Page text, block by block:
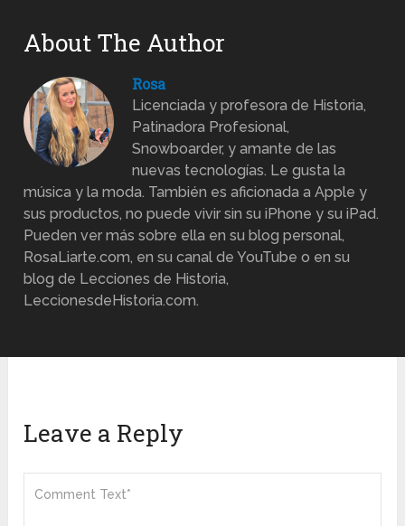
About The Author
Rosa
Licenciada y profesora de Historia,
Patinadora Profesional,
Snowboarder, y amante de las
nuevas tecnologías. Le gusta la
música y la moda. También es aficionada a Apple y
sus productos, no puede vivir sin su iPhone y su iPad.
Pueden ver más sobre ella en su blog personal,
RosaLiarte.com, en su canal de YouTube o en su
blog de Lecciones de Historia,
LeccionesdeHistoria.com.
Leave a Reply